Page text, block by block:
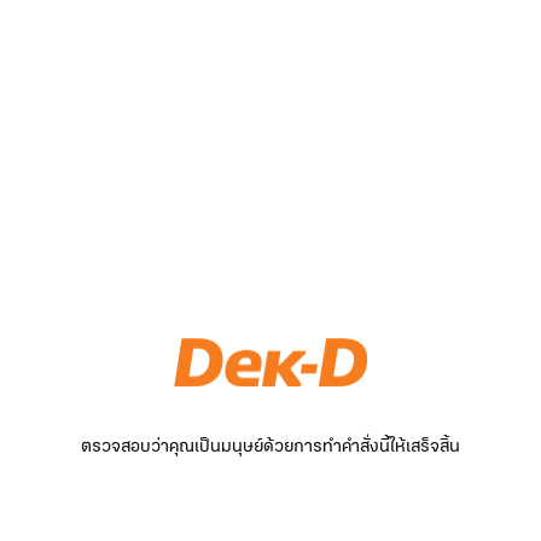
ตรวจสอบว่าคุณเป็นมนุษย์ด้วยการทำคำสั่งนี้ให้เสร็จสิ้น